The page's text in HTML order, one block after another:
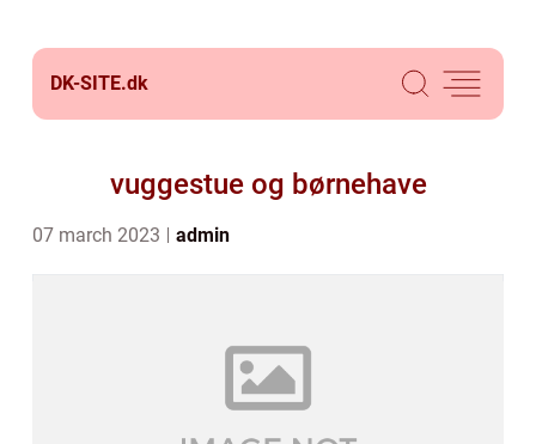
DK-SITE.dk
vuggestue og børnehave
07 march 2023 admin